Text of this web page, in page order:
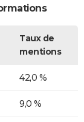
Taux de
mentions
42,0 %
9,0 %